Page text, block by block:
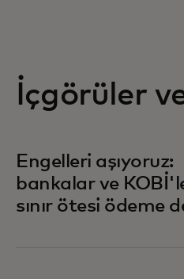
İçgörüler
Engelleri aşıyoruz:
bankalar ve
sınır ötesi ödeme